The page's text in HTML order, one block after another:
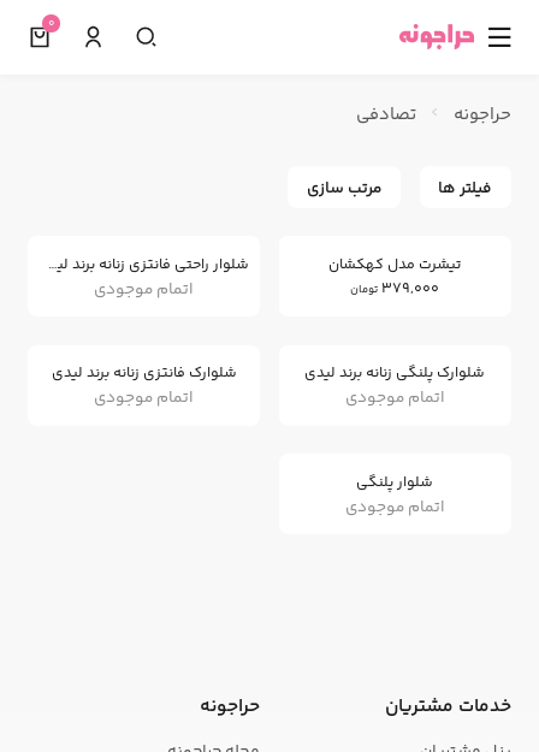
☰
0
حراجونه تصادفی
فیلتر ها مرتب سازی
تیشرت مدل کهکشان
379,000 تومان
شلوار راحتی فانتزی زنانه برند لیدی
اتمام موجودی
شلوارک پلنگی زنانه برند لیدی
اتمام موجودی
شلوارک فانتزی زنانه برند لیدی
اتمام موجودی
شلوار پلنگی
اتمام موجودی
خدمات مشتریان حراجونه